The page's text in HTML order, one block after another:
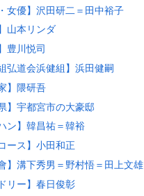
女優】沢田研二＝田中裕子
山本リンダ
豊川悦司
弘道会浜健組】浜田健嗣
】隈研吾
】宇都宮市の大豪邸
ン】韓昌祐＝韓裕
ース】小田和正
】溝下秀男＝野村悟＝田上文雄
リー】春日俊彰